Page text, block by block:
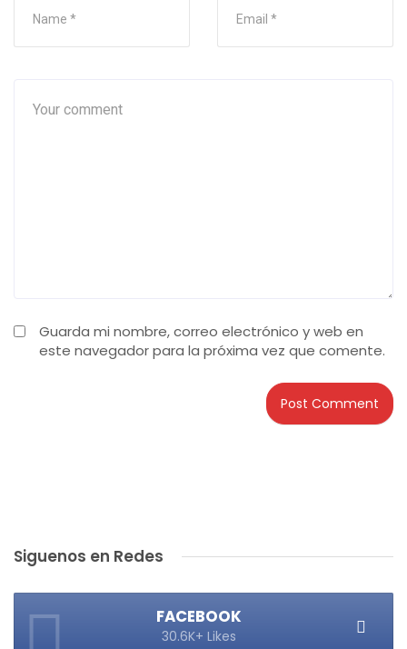
Guarda mi nombre, correo electrónico y web en
este navegador para la próxima vez que comente.
Siguenos en Redes
FACEBOOK
30.6K+ Likes